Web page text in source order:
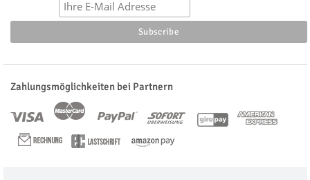
Zahlungsmöglichkeiten bei Partnern